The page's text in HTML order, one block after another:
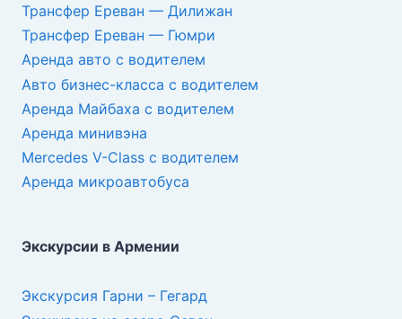
Трансфер Ереван — Дилижан
Трансфер Ереван — Гюмри
Аренда авто с водителем
Авто бизнес-класса с водителем
Аренда Майбаха с водителем
Аренда минивэна
Mercedes V-Class с водителем
Аренда микроавтобуса
Экскурсии в Армении
Экскурсия Гарни – Гегард